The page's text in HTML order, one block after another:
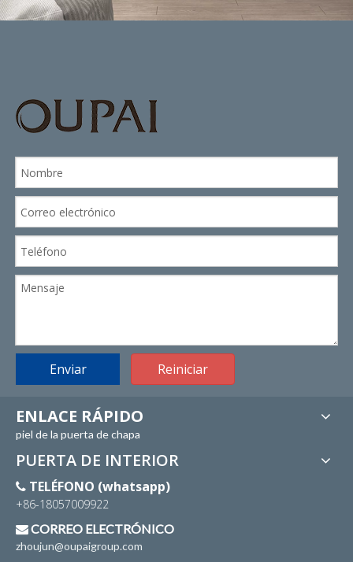
Enviar Reiniciar
ENLACE RÁPIDO
piel de la puerta de chapa
PUERTA DE INTERIOR
 TELÉFONO (whatsapp)
+86-18057009922
CORREO ELECTRÓNICO
zhoujun@oupaigroup.com